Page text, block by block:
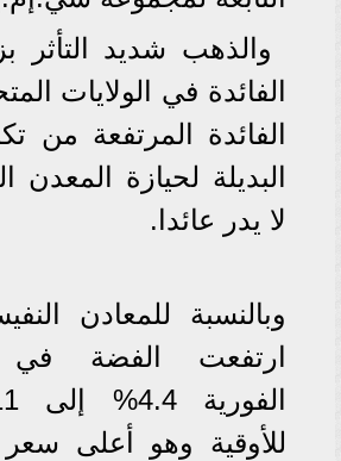
والذهب شديد التأثر
الفائدة في الولايات
الفائدة المرتفعة من
البديلة لحيازة المعدن
لا يدر عائدا.
وبالنسبة للمعادن
ارتفعت الفضة في